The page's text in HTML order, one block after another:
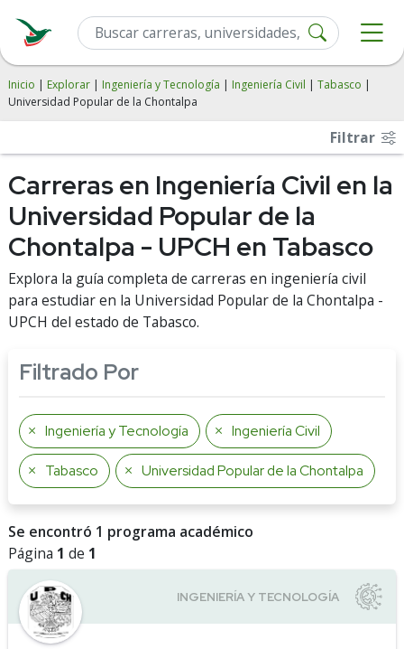
Inicio | Explorar | Ingeniería y Tecnología | Ingeniería Civil | Tabasco |
Universidad Popular de la Chontalpa
Filtrar
Carreras en Ingeniería Civil en la
Universidad Popular de la
Chontalpa - UPCH en Tabasco
Explora la guía completa de carreras en ingeniería civil
para estudiar en la Universidad Popular de la Chontalpa -
UPCH del estado de Tabasco.
Filtrado Por
Ingeniería y Tecnología Ingeniería Civil
Tabasco Universidad Popular de la Chontalpa
Se encontró 1 programa académico
Página 1 de 1